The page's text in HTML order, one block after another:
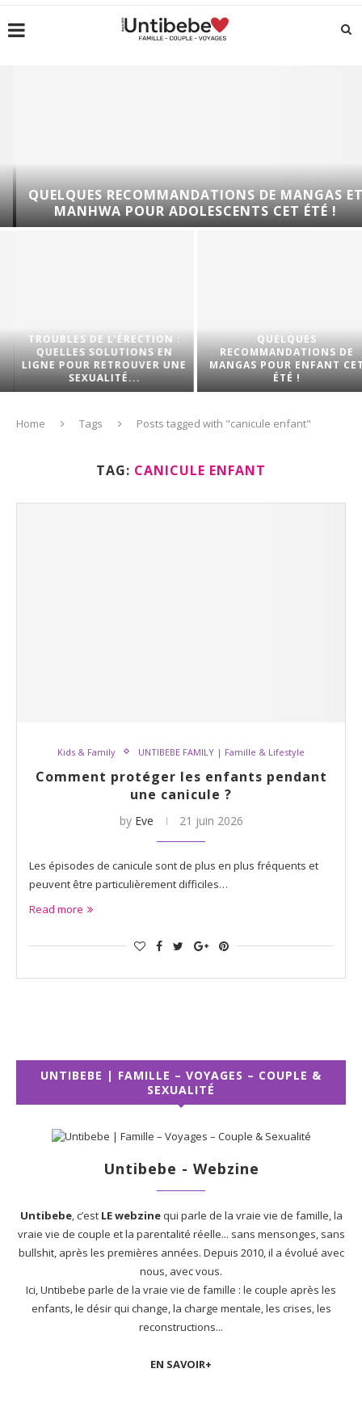
QUELQUES RECOMMANDATIONS DE MANGAS ET
MANHWA POUR ADOLESCENTS CET ÉTÉ !
TROUBLES DE L’ÉRECTION :
QUELLES SOLUTIONS EN
LIGNE POUR RETROUVER UNE
SEXUALITÉ...
QUELQUES
RECOMMANDATIONS DE
MANGAS POUR ENFANT CET
ÉTÉ !
Home Tags Posts tagged with "canicule enfant"
TAG: CANICULE ENFANT
Kids & Family UNTIBEBE FAMILY | Famille & Lifestyle
Comment protéger les enfants pendant
une canicule ?
by Eve 21 juin 2026
Les épisodes de canicule sont de plus en plus fréquents et
peuvent être particulièrement difficiles…
Read more
UNTIBEBE | FAMILLE – VOYAGES – COUPLE &
SEXUALITÉ
Untibebe - Webzine
Untibebe, c’est LE webzinequi parle de la vraie vie de famille, la
vraie vie de couple et la parentalité réelle... sans mensonges, sans
bullshit, après les premières années. Depuis 2010, il a évolué avec
nous, avec vous.
Ici, Untibebe parle de la vraie vie de famille : le couple après les
enfants, le désir qui change, la charge mentale, les crises, les
reconstructions...
EN SAVOIR+